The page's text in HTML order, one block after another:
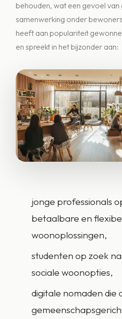
behouden, wat een gevoel van
samenwerking onder
heeft aan populariteit
en spreekt in het bijzonder aan:
jonge professionals
betaalbare en
woonoplossingen,
studenten op zoek
sociale woonopties,
digitale nomaden die